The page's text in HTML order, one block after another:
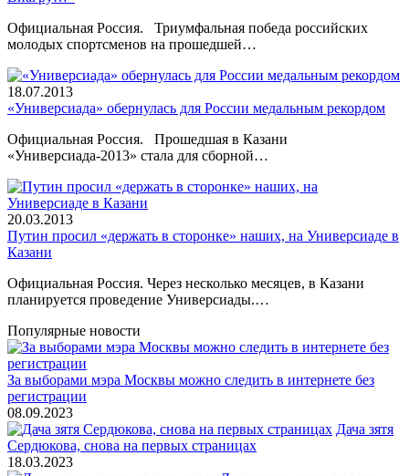
Официальная Россия. Триумфальная победа российских
молодых спортсменов на прошедшей…
18.07.2013
«Универсиада» обернулась для России медальным рекордом
Официальная Россия. Прошедшая в Казани
«Универсиада-2013» стала для сборной…
20.03.2013
Путин просил «держать в сторонке» наших, на Универсиаде в
Казани
Официальная Россия. Через несколько месяцев, в Казани
планируется проведение Универсиады.…
Популярные новости
За выборами мэра Москвы можно следить в интернете без
регистрации
08.09.2023
Дача зятя
Сердюкова, снова на первых страницах
18.03.2023